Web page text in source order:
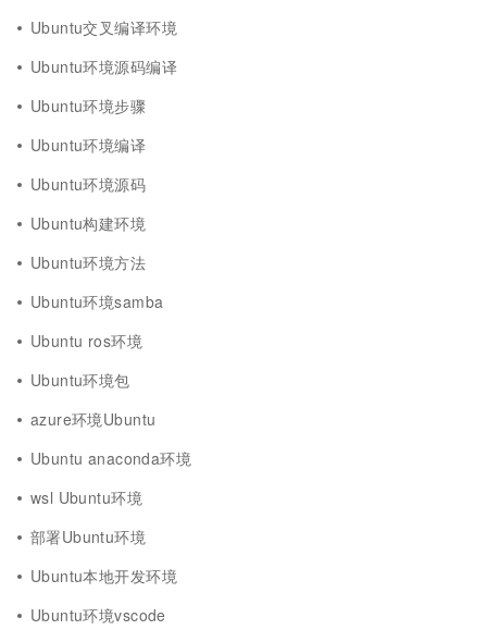
Ubuntu交叉编译环境
Ubuntu环境源码编译
Ubuntu环境步骤
Ubuntu环境编译
Ubuntu环境源码
Ubuntu构建环境
Ubuntu环境方法
Ubuntu环境samba
Ubuntu ros环境
Ubuntu环境包
azure环境Ubuntu
Ubuntu anaconda环境
wsl Ubuntu环境
部署Ubuntu环境
Ubuntu本地开发环境
Ubuntu环境vscode